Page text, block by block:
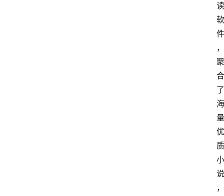
读
软
件
，
聚
合
了
海
量
优
质
小
说
，